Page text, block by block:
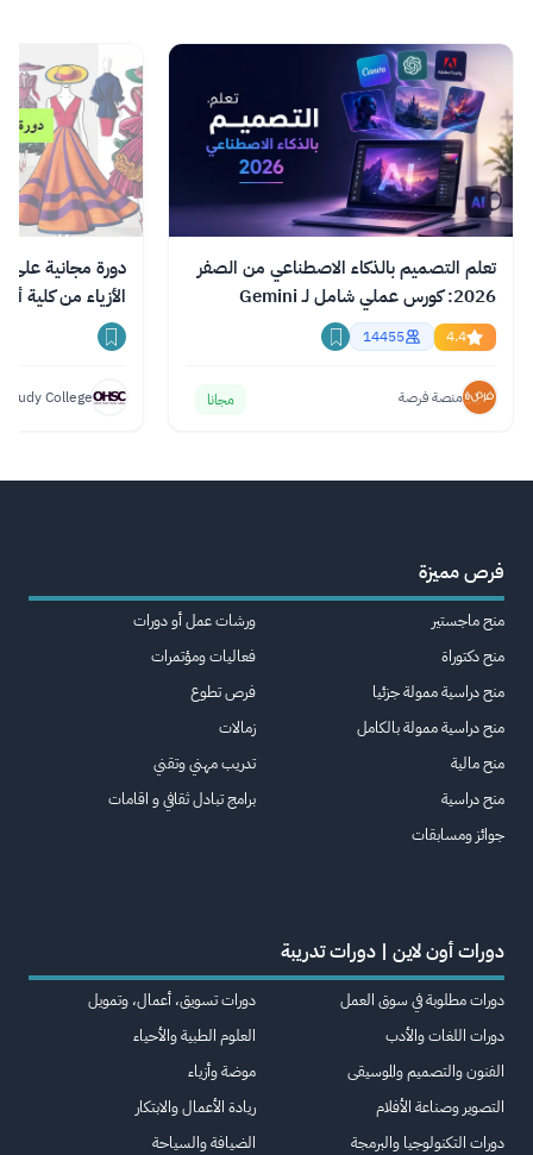
تحسين نوعية حياة المجتمعات والدول والأفراد على
جميع المستويات.
تعلم التصميم بالذكاء الاصطناعي من الصفر
2026: كورس عملي شامل لـ Gemini
وChatGPT وClaude
4.4
14455
منصة فرصة مجانا
دورة مجانية على
الأزياء من كلية
College
فرص مميزة
منح ماجستير
منح دكتوراة
منح دراسية ممولة جزئيا
منح دراسية ممولة بالكامل
منح مالية
منح دراسية
جوائز ومسابقات
ورشات عمل أو دورات
فعاليات ومؤتمرات
فرص تطوع
زمالات
تدريب مهني وتقني
برامج تبادل ثقافي و اقامات
دورات أون لاين | دورات تدريبة
دورات مطلوبة في سوق العمل
دورات اللغات والأدب
الفنون والتصميم والموسيقى
التصوير وصناعة الأفلام
دورات التكنولوجيا والبرمجة
دورات تسويق، أعمال، وتمويل
العلوم الطبية والأحياء
موضة وأزياء
ريادة الأعمال والابتكار
الضيافة والسياحة